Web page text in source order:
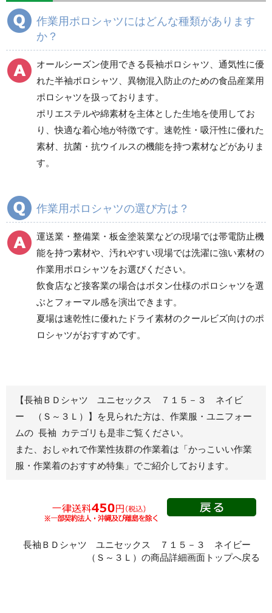
分煙対策機器
電気保守用品
防災グッズ（防災セット） 救急医療品
商品カテゴリ一覧
ブルゾン
春夏長袖
食品産業用長袖
食品産業用半袖
クリーンウェア
通年
ジャンパー
通年
ワークパンツ
春夏ワークパンツ作業
通年ワークパンツ作業
食品産業用ワークパン
ツ
クリーンウェアワーク
パンツ
カーゴパンツ
通年カーゴパンツ作業
レディース作業着
ブルゾン
春夏長袖
シャツ
半袖
作業用ポロシャツにはどんな種類があります
か？
オールシーズン使用できる長袖ポロシャツ、通気性に優
れた半袖ポロシャツ、異物混入防止のための食品産業用
ポロシャツを扱っております。
ポリエステルや綿素材を主体とした生地を使用してお
り、快適な着心地が特徴です。速乾性・吸汗性に優れた
素材、抗菌・抗ウイルスの機能を持つ素材などがありま
す。
作業用ポロシャツの選び方は？
運送業・整備業・板金塗装業などの現場では帯電防止機
能を持つ素材や、汚れやすい現場では洗濯に強い素材の
作業用ポロシャツをお選びください。
飲食店など接客業の場合はボタン仕様のポロシャツを選
ぶとフォーマル感を演出できます。
夏場は速乾性に優れたドライ素材のクールビズ向けのポ
ロシャツがおすすめです。
【長袖ＢＤシャツ ユニセックス ７１５－３ ネイビ
ー （Ｓ～３Ｌ）】を見られた方は、作業服・ユニフォー
ムの 長袖 カテゴリも是非ご覧ください。
また、おしゃれで作業性抜群の作業着は 「かっこいい作業
服・作業着のおすすめ特集」 でご紹介しております。
長袖ＢＤシャツ ユニセックス ７１５－３ ネイビー
（Ｓ～３Ｌ）の商品詳細画面トップへ戻る